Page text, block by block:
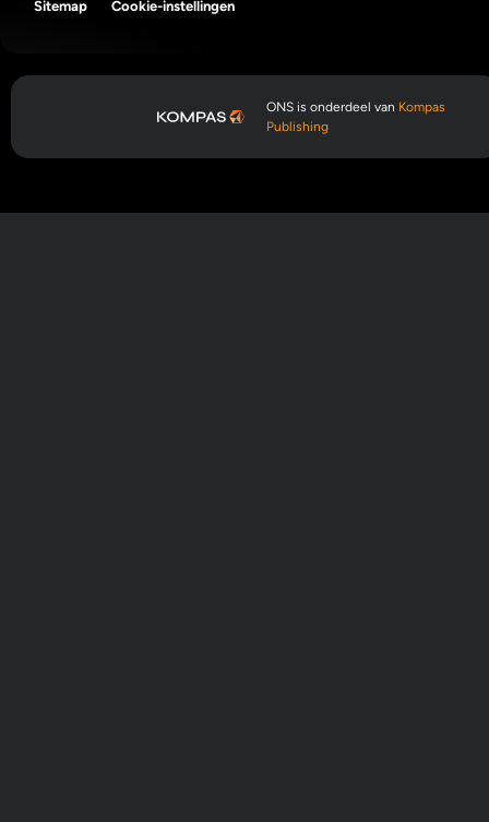
Sitemap Cookie-instellingen
ONS is onderdeel van Kompas
Publishing